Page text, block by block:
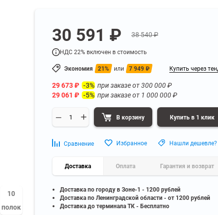
Для рассады и цветов
Показать еще ▼
ПО БРЕНДУ
Невилон
Практик
Диком
Пакс-Металл
Металл-Завод
Показать еще
200 мм
300 мм
Офисная мебель лофт
Офисная мебель для производства
Офисная мебель для склада
Офисная мебель для госучреждений
10
полок
30 591 ₽ 38 540 ₽
НДС 22% включен в стоимость
Экономия 21% или 7 949₽ Купить через
29 673₽ -3% при заказе от300 000₽
29 061 ₽ -5% при заказе от 1 000 000₽
В корзину Купить в 1 клик
Сравнение Избранное Нашли дешевле?
Доставка Оплата Гарантия и возврат
Доставка по городу в Зоне-1 - 1200 рублей
Доставка по Ленинградской области - от 1200 рублей
Доставка до терминала ТК - Бесплатно